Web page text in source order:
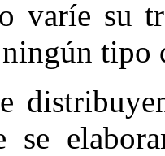
varíe su
tipo
se